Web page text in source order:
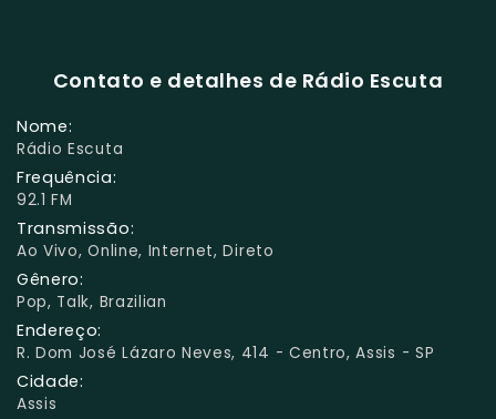
Contato e detalhes de Rádio Escuta
Nome:
Rádio Escuta
Frequência:
92.1 FM
Transmissão:
Ao Vivo, Online, Internet, Direto
Gênero:
Pop, Talk, Brazilian
Endereço:
R. Dom José Lázaro Neves, 414 - Centro, Assis - SP
Cidade:
Assis